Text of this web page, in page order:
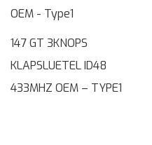
147 GT 3KNOPS
KLAPSLUETEL ID48
433MHZ OEM – TYPE1